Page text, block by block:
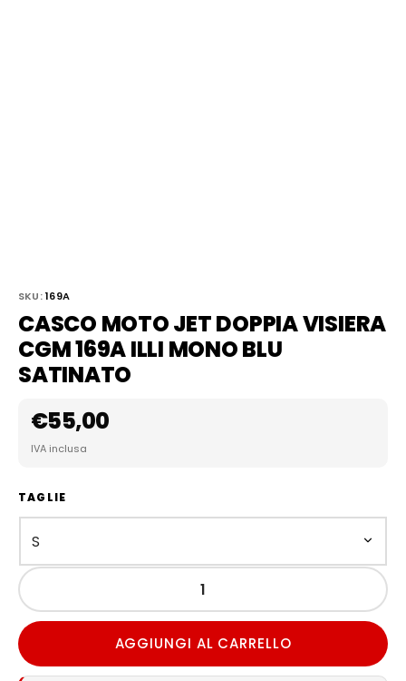
SKU: 169A
CASCO MOTO JET DOPPIA VISIERA
CGM 169A ILLI MONO BLU
SATINATO
€55,00
IVA inclusa
TAGLIE
AGGIUNGI AL CARRELLO